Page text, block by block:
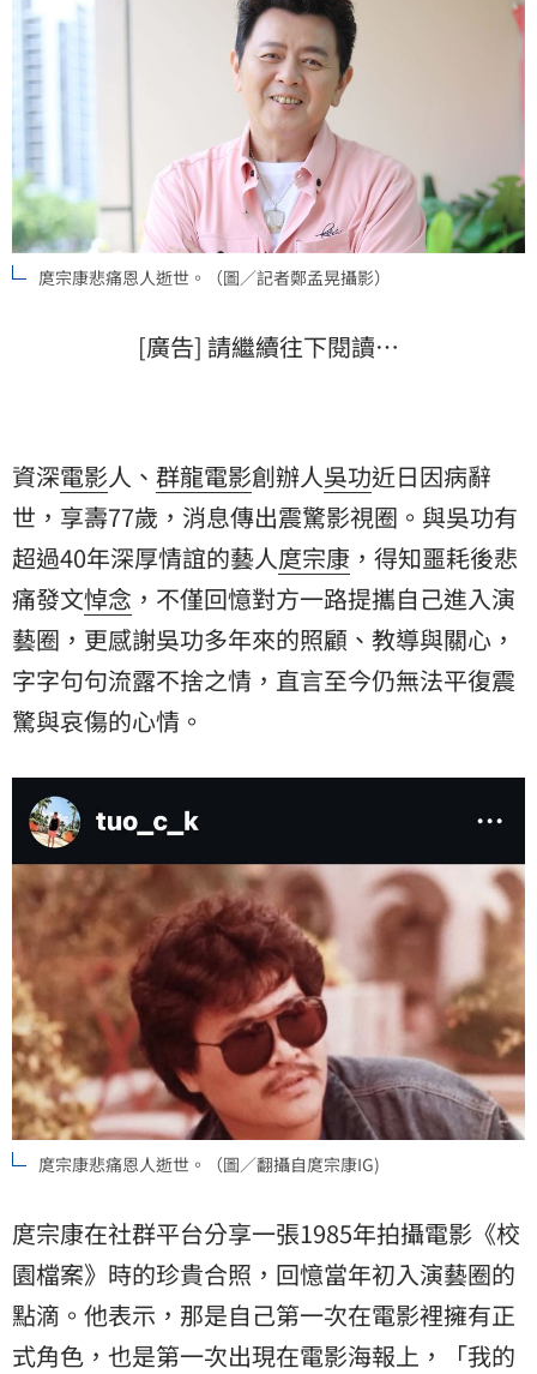
庹宗康悲痛恩人逝世。（圖／記者鄭孟晃攝影）
[廣告] 請繼續往下閱讀…
資深電影人、 群龍電影創辦人吳功近日因病辭
世，享壽77歲，消息傳出震驚影視圈。與吳功有
超過40年深厚情誼的藝人庹宗康 ，得知噩耗後悲
痛發文悼念 ，不僅回憶對方一路提攜自己進入演
藝圈，更感謝吳功多年來的照顧、教導與關心，
字字句句流露不捨之情，直言至今仍無法平復震
驚與哀傷的心情。
庹宗康悲痛恩人逝世。（圖／翻攝自庹宗康IG)
庹宗康在社群平台分享一張1985年拍攝電影《校
園檔案》時的珍貴合照，回憶當年初入演藝圈的
點滴。他表示，那是自己第一次在電影裡擁有正
式角色，也是第一次出現在電影海報上，「我的